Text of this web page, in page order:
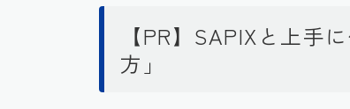
【PR】SAPIXと上手
方」